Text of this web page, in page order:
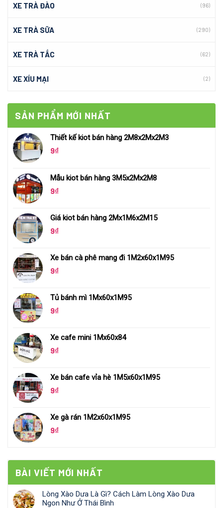
XE TRÀ ĐÀO (96)
XE TRÀ SỮA (290)
XE TRÀ TẮC (62)
XE XÍU MẠI (2)
SẢN PHẨM MỚI NHẤT
Thiết kế kiot bán hàng 2M8x2Mx2M3
9₫
Mẫu kiot bán hàng 3M5x2Mx2M8
9₫
Giá kiot bán hàng 2Mx1M6x2M15
9₫
Xe bán cà phê mang đi 1M2x60x1M95
9₫
Tủ bánh mì 1Mx60x1M95
9₫
Xe cafe mini 1Mx60x84
9₫
Xe bán cafe vỉa hè 1M5x60x1M95
9₫
Xe gà rán 1M2x60x1M95
9₫
BÀI VIẾT MỚI NHẤT
Lòng Xào Dưa Là Gì? Cách Làm Lòng Xào Dưa
Ngon Như Ở Thái Bình